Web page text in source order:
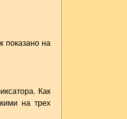
показано на
Как
на трех